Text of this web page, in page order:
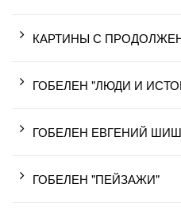
КАРТИНЫ С
ГОБЕЛЕН "ЛЮДИ И
ГОБЕЛЕН ЕВГЕНИЙ
ГОБЕЛЕН "ПЕЙЗАЖИ"